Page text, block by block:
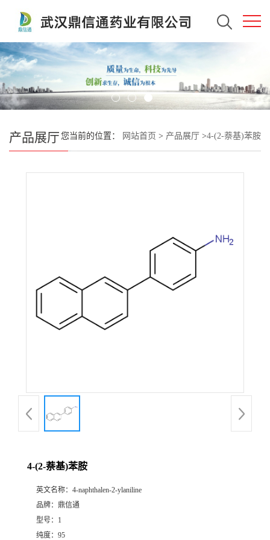
产品展厅 您当前的位置： 网站首页 > 产品展厅 >4-(2-萘基)苯胺
4-(2-萘基)苯胺
英文名称： 4-naphthalen-2-ylaniline
品牌： 鼎信通
型号： 1
纯度： 95